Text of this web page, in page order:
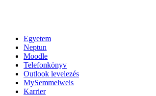
Egyetem
Neptun
Moodle
Telefonkönyv
Outlook levelezés
MySemmelweis
Karrier